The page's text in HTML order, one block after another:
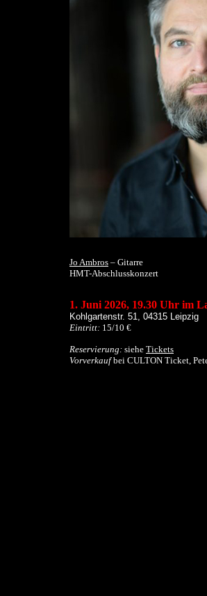
Jo Ambros – Gitarre
HMT-Abschlusskonzert
1. Juni 2026, 19.30 Uhr im
Kohlgartenstr. 51, 04315 Leipzig
Eintritt: 15/10 €
Reservierung: siehe Tickets
Vorverkaufbei CULTON Ticket,